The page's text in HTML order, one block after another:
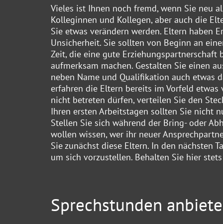
Vieles ist Ihnen noch fremd, wenn Sie neu
Kolleginnen und Kollegen, aber auch die
Sie etwas verändern werden. Eltern haben
Unsicherheit. Sie sollten von Beginn an
Zeit, die eine gute Erziehungspartnerschaft
aufmerksam machen. Gestalten Sie einen
neben Name und Qualifikation auch etwas
erfahren die Eltern bereits im Vorfeld
nicht betreten dürfen, verteilen Sie den
Ihren ersten Arbeitstagen sollten Sie nicht
Stellen Sie sich während der Bring- oder
wollen wissen, wer ihr neuer
Sie zunächst diese Eltern. In den nächsten
um sich vorzustellen. Behalten Sie hier
Sprechstunden